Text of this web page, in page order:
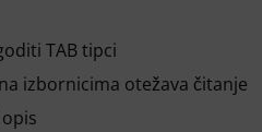
TAB tipci
izbornicima otežava čitanje